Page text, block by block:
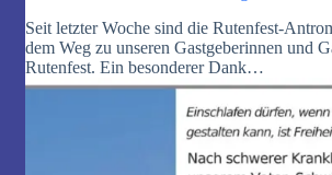
Seit letzter Woche sind die Rutenfest-
dem Weg zu unseren Gastgeberinnen und
Rutenfest. Ein besonderer Dank…